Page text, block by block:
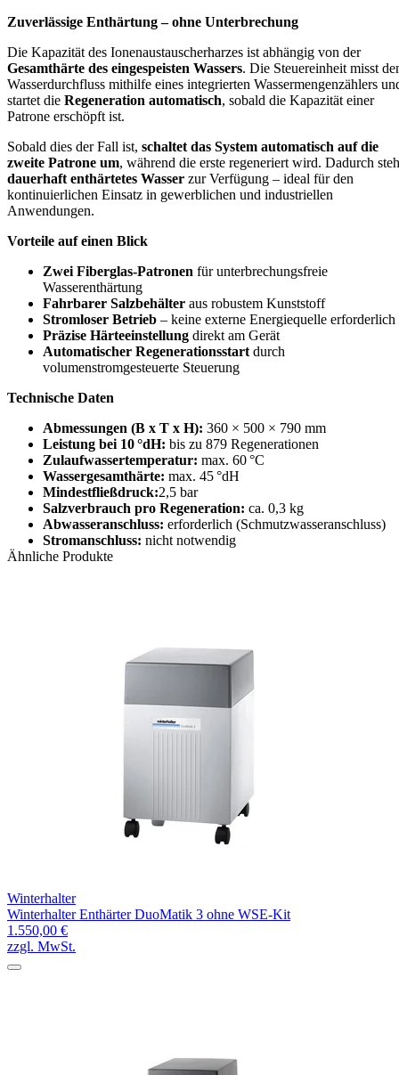
Zuverlässige Enthärtung – ohne Unterbrechung
Die Kapazität des Ionenaustauscherharzes ist abhängig von der
Gesamthärte des eingespeisten Wassers. Die Steuereinheit misst
Wasserdurchfluss mithilfe eines integrierten Wassermengenzählers
startet die Regeneration automatisch, sobald die Kapazität einer
Patrone erschöpft ist.
Sobald dies der Fall ist, schaltet das System automatisch auf die
zweite Patrone um, während die erste regeneriert wird. Dadurch
dauerhaft enthärtetes Wasser zur Verfügung – ideal für den
kontinuierlichen Einsatz in gewerblichen und industriellen
Anwendungen.
Vorteile auf einen Blick
Zwei Fiberglas-Patronen für unterbrechungsfreie
Wasserenthärtung
Fahrbarer Salzbehälter aus robustem Kunststoff
Stromloser Betrieb – keine externe Energiequelle erforderlich
Präzise Härteeinstellung direkt am Gerät
Automatischer Regenerationsstart durch
volumenstromgesteuerte Steuerung
Technische Daten
Abmessungen (B x T x H): 360 × 500 × 790 mm
Leistung bei 10 °dH: bis zu 879 Regenerationen
Zulaufwassertemperatur: max. 60 °C
Wassergesamthärte: max. 45 °dH
Mindestfließdruck:2,5 bar
Salzverbrauch pro Regeneration: ca. 0,3 kg
Abwasseranschluss: erforderlich (Schmutzwasseranschluss)
Stromanschluss: nicht notwendig
Ähnliche Produkte
Winterhalter
Winterhalter Enthärter DuoMatik 3 ohne WSE-Kit
1.550,00 €
zzgl. MwSt.